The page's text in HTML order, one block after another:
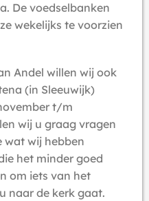
De voedselbanken
wekelijks te voorzien
Andel willen wij ook
(in Sleeuwijk)
t/m
wij u graag vragen
wat wij hebben
het minder goed
om iets van het
naar de kerk gaat.